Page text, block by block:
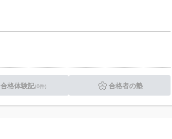
合格体験記(0件) 合格者の塾